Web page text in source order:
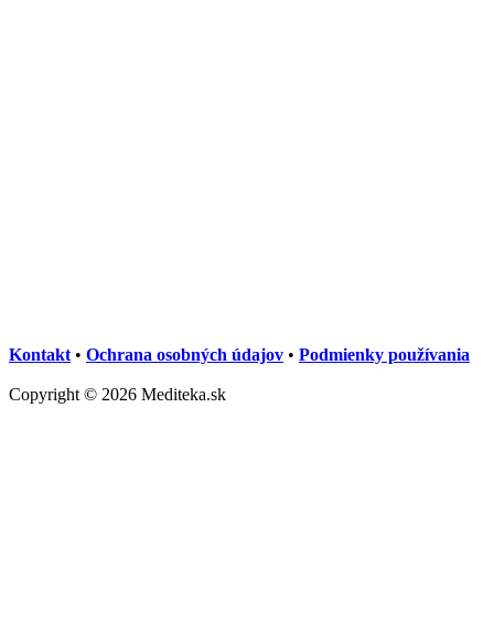
Kontakt • Ochrana osobných údajov • Podmienky používania
Copyright © 2026 Mediteka.sk